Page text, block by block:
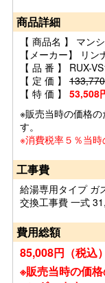
商品詳細
【 商品名 】 マン
【メーカー】 リン
【 品 番 】 RUX-
【 定 価 】
【 特 価 】 53,508
※販売当時の価格
す。
※消費税率５％当時
工事費
給湯専用タイプ ガ
交換工事費 一式
費用総額
85,008円（税込）
※販売当時の価